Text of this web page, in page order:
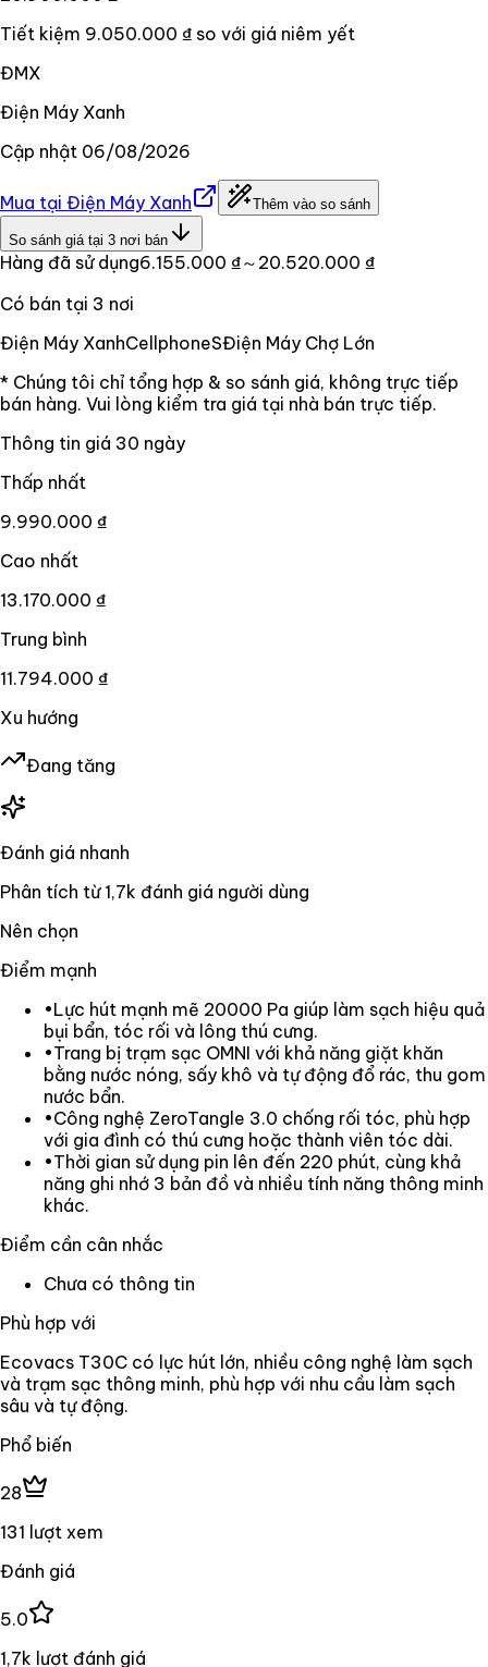
Tiết kiệm 9.050.000 ₫ so với giá niêm yết
ĐMX
Điện Máy Xanh
Cập nhật 06/08/2026
Mua tại Điện Máy Xanh Thêm vào so sánh
So sánh giá tại 3 nơi bán
Hàng đã sử dụng6.155.000 ₫～20.520.000 ₫
Có bán tại 3 nơi
Điện Máy XanhCellphoneSĐiện Máy Chợ Lớn
* Chúng tôi chỉ tổng hợp & so sánh giá, không trực tiếp
bán hàng. Vui lòng kiểm tra giá tại nhà bán trực tiếp.
Thông tin giá 30 ngày
Thấp nhất
9.990.000 ₫
Cao nhất
13.170.000 ₫
Trung bình
11.794.000 ₫
Xu hướng
Đang tăng
Đánh giá nhanh
Phân tích từ1,7k đánh giá người dùng
Nên chọn
Điểm mạnh
•Lực hút mạnh mẽ 20000 Pa giúp làm sạch hiệu quả
bụi bẩn, tóc rối và lông thú cưng.
•Trang bị trạm sạc OMNI với khả năng giặt khăn
bằng nước nóng, sấy khô và tự động đổ rác, thu gom
nước bẩn.
•Công nghệ ZeroTangle 3.0 chống rối tóc, phù hợp
với gia đình có thú cưng hoặc thành viên tóc dài.
•Thời gian sử dụng pin lên đến 220 phút, cùng khả
năng ghi nhớ 3 bản đồ và nhiều tính năng thông minh
khác.
Điểm cần cân nhắc
Chưa có thông tin
Phù hợp với
Ecovacs T30C có lực hút lớn, nhiều công nghệ làm sạch
và trạm sạc thông minh, phù hợp với nhu cầu làm sạch
sâu và tự động.
Phổ biến
28
131 lượt xem
Đánh giá
5.0
1,7k lượt đánh giá